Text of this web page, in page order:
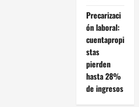
Precarizaci
ón laboral:
cuentapropi
stas
pierden
hasta 28%
de ingresos